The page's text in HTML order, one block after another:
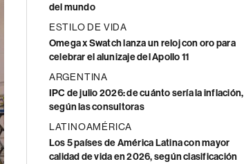
del mundo
ESTILO DE VIDA
Omega x Swatch lanza un reloj con oro para
celebrar el alunizaje del Apollo 11
ARGENTINA
IPC de julio 2026: de cuánto sería la inflación,
según las consultoras
LATINOAMÉRICA
Los 5 países de América Latina con mayor
calidad de vida en 2026, según clasificación